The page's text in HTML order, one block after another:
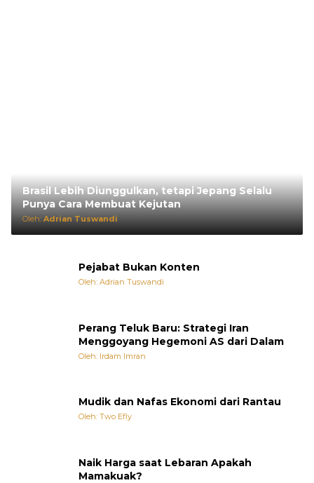
Brasil Lebih Diunggulkan, tetapi Jepang Selalu
Punya Cara Membuat Kejutan
Oleh: Adrian Tuswandi
Pejabat Bukan Konten
Oleh: Adrian Tuswandi
Perang Teluk Baru: Strategi Iran
Menggoyang Hegemoni AS dari Dalam
Oleh: Irdam Imran
Mudik dan Nafas Ekonomi dari Rantau
Oleh: Two Efly
Naik Harga saat Lebaran Apakah
Mamakuak?